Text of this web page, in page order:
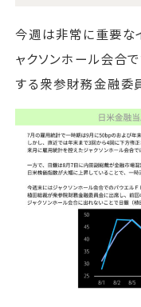
今週は非常に重要な
ャクソンホール会合
する衆参財務金融委